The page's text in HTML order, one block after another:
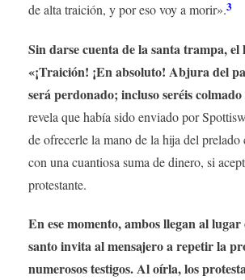
de alta traición, y por eso voy a morir».3
Sin darse cuenta de la santa trampa,
«¡Traición! ¡En absoluto! Abjura del
será perdonado; incluso seréis colmado
revela que había sido enviado por
de ofrecerle la mano de la hija del
con una cuantiosa suma de dinero, si
protestante.
En ese momento, ambos llegan al
santo invita al mensajero a repetir la
numerosos testigos. Al oírla, los